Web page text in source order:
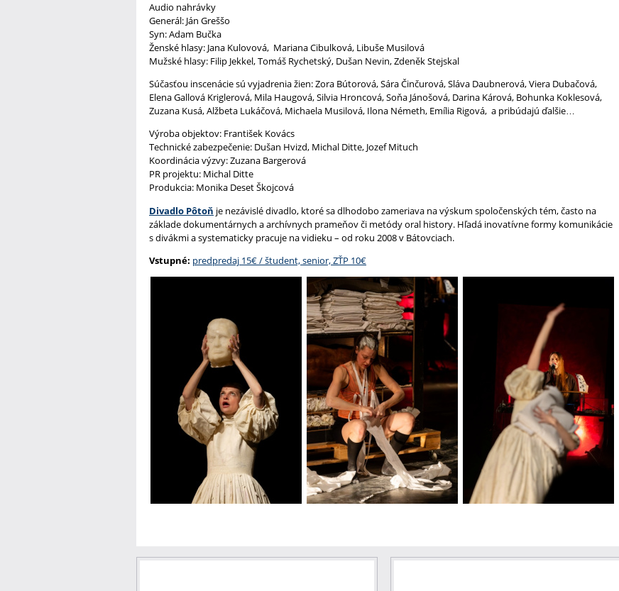
Audio nahrávky
Generál: Ján Greššo
Syn: Adam Bučka
Ženské hlasy: Jana Kulovová, Mariana Cibulková, Libuše Musilová
Mužské hlasy: Filip Jekkel, Tomáš Rychetský, Dušan Nevin, Zdeněk Stejskal
Súčasťou inscenácie sú vyjadrenia žien: Zora Bútorová, Sára Činčurová, Sláva Daubnerová, Viera Dubačová,
Elena Gallová Kriglerová, Mila Haugová, Silvia Hroncová, Soňa Jánošová, Darina Kárová, Bohunka Koklesová,
Zuzana Kusá, Alžbeta Lukáčová, Michaela Musilová, Ilona Németh, Emília Rigová, a pribúdajú ďalšie…
Výroba objektov: František Kovács
Technické zabezpečenie: Dušan Hvizd, Michal Ditte, Jozef Mituch
Koordinácia výzvy: Zuzana Bargerová
PR projektu: Michal Ditte
Produkcia: Monika Deset Škojcová
Divadlo Pôtoň je nezávislé divadlo, ktoré sa dlhodobo zameriava na výskum spoločenských tém, často na
základe dokumentárnych a archívnych prameňov či metódy oral history. Hľadá inovatívne formy komunikácie
s divákmi a systematicky pracuje na vidieku – od roku 2008 v Bátovciach.
Vstupné: predpredaj 15€ / študent, senior, ZŤP 10€